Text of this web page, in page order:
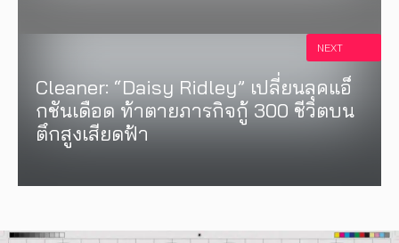
Cleaner: “Daisy Ridley” เปลี่ยนลุคแอ็
กชันเดือด ท้าตายภารกิจกู้ 300 ชีวิตบน
ตึกสูงเสียดฟ้า
NEXT